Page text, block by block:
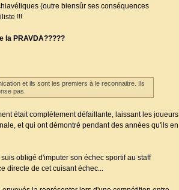
(outre biensûr ses conséquences
!!!
la PRAVDA?????
et ils sont les premiers à le reconnaitre. Ils
pas.
était complètement défaillante, laissant les joueurs
et qui ont démontré pendant des années qu'ils en
obligé d'imputer son échec sportif au staff
directe de cet cuisant échec...